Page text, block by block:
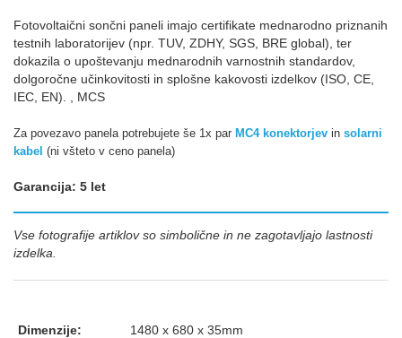
Fotovoltaični sončni paneli imajo certifikate mednarodno priznanih
testnih laboratorijev (npr. TUV, ZDHY, SGS, BRE global), ter
dokazila o upoštevanju mednarodnih varnostnih standardov,
dolgoročne učinkovitosti in splošne kakovosti izdelkov (ISO, CE,
IEC, EN). , MCS
Za povezavo panela potrebujete še 1x par MC4 konektorjev in solarni
kabel (ni všteto v ceno panela)
Garancija: 5 let
Vse fotografije artiklov so simbolične in ne zagotavljajo lastnosti
izdelka.
Dimenzije:
1480 x 680 x 35mm